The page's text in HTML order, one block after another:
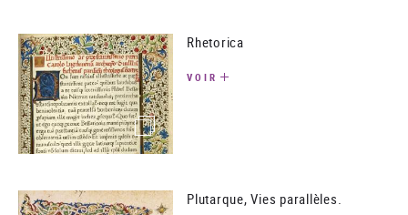
(image)
Rhetorica
VOIR
Plutarque, Vies parallèles.